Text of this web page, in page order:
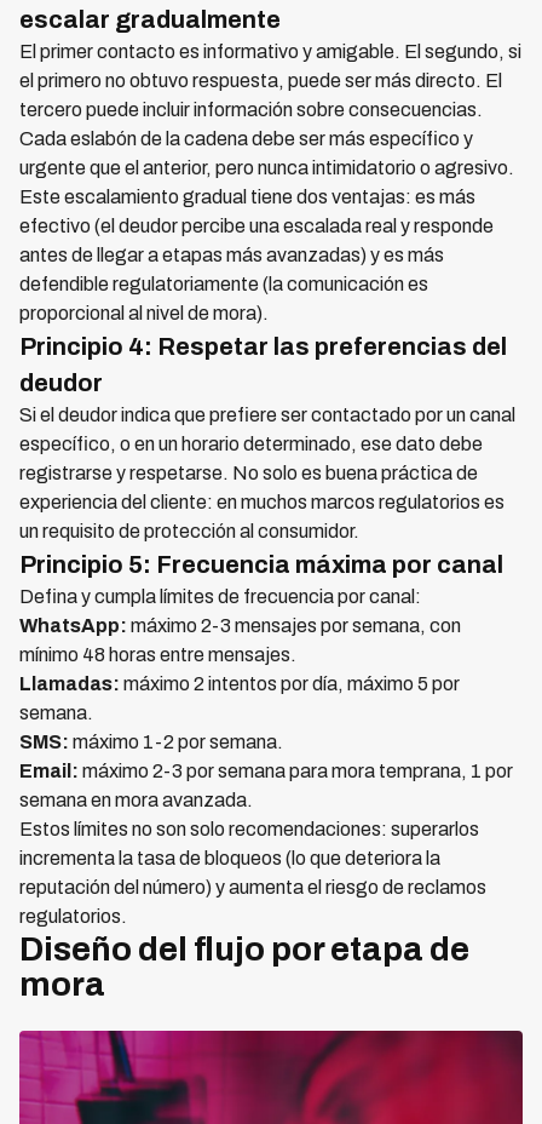
escalar gradualmente
El primer contacto es informativo y amigable. El segundo, si
el primero no obtuvo respuesta, puede ser más directo. El
tercero puede incluir información sobre consecuencias.
Cada eslabón de la cadena debe ser más específico y
urgente que el anterior, pero nunca intimidatorio o agresivo.
Este escalamiento gradual tiene dos ventajas: es más
efectivo (el deudor percibe una escalada real y responde
antes de llegar a etapas más avanzadas) y es más
defendible regulatoriamente (la comunicación es
proporcional al nivel de mora).
Principio 4: Respetar las preferencias del
deudor
Si el deudor indica que prefiere ser contactado por un canal
específico, o en un horario determinado, ese dato debe
registrarse y respetarse. No solo es buena práctica de
experiencia del cliente: en muchos marcos regulatorios es
un requisito de protección al consumidor.
Principio 5: Frecuencia máxima por canal
Defina y cumpla límites de frecuencia por canal:
WhatsApp: máximo 2-3 mensajes por semana, con
mínimo 48 horas entre mensajes.
Llamadas: máximo 2 intentos por día, máximo 5 por
semana.
SMS: máximo 1-2 por semana.
Email: máximo 2-3 por semana para mora temprana, 1 por
semana en mora avanzada.
Estos límites no son solo recomendaciones: superarlos
incrementa la tasa de bloqueos (lo que deteriora la
reputación del número) y aumenta el riesgo de reclamos
regulatorios.
Diseño del flujo por etapa de
mora